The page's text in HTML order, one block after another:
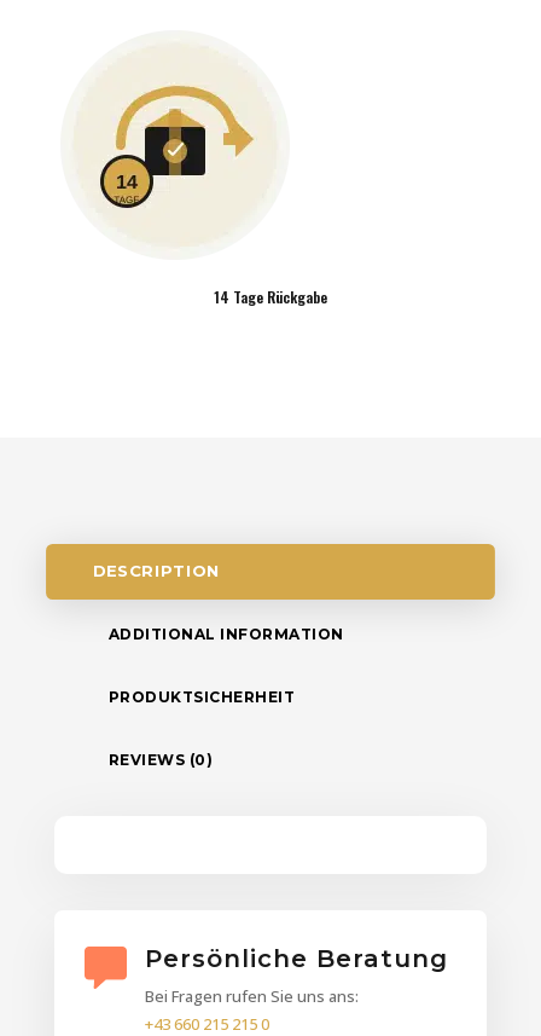
14 Tage Rückgabe
DESCRIPTION
ADDITIONAL INFORMATION
PRODUKTSICHERHEIT
REVIEWS (0)
Persönliche Beratung
Bei Fragen rufen Sie uns ans:
+43 660 215 215 0